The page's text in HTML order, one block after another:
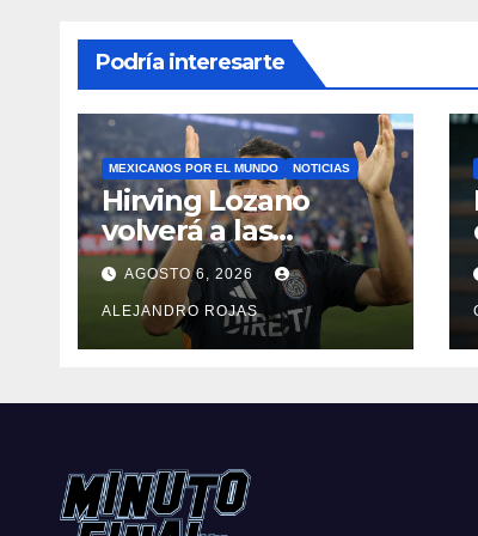
Podría interesarte
MEXICANOS POR EL MUNDO NOTICIAS
Hirving Lozano
volverá a las
canchas con LA
Galaxy
AGOSTO 6, 2026
ALEJANDRO ROJAS